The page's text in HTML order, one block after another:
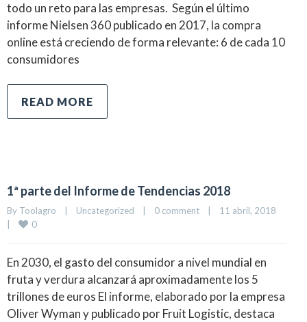
todo un reto para las empresas. Según el último
informe Nielsen 360 publicado en 2017, la compra
online está creciendo de forma relevante: 6 de cada 10
consumidores
READ MORE
1ª parte del Informe de Tendencias 2018
By Toolagro    | Uncategorized 0 comment
    |    11 abril, 2018
0
En 2030, el gasto del consumidor a nivel mundial en
fruta y verdura alcanzará aproximadamente los 5
trillones de euros El informe, elaborado por la empresa
Oliver Wyman y publicado por Fruit Logistic, destaca